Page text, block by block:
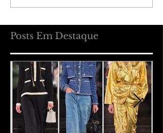
Posts Em Destaque